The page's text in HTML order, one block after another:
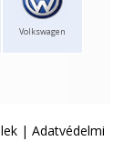
Volkswagen
| Adatvédelmi